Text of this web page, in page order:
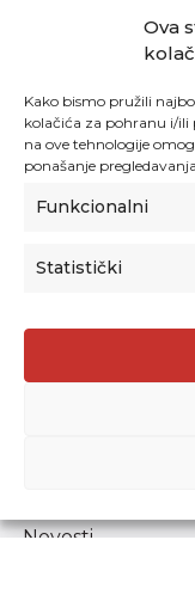
Ova
Kako bismo pružili
kolačića za pohranu i/
na ove tehnologije
ponašanje
Funkcionalni
Statistički
Agencija za odgoj i
Donje Svetice 38,
Prenošenje
Novosti